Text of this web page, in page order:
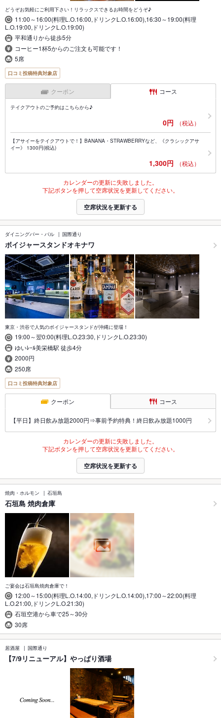
どうぞお気軽にご利用下さい！リラックスできるお時間をどうぞ♪
11:00～16:00(料理L.O.16:00,ドリンクL.O.16:00),16:30～19:00(料理
L.O.19:00,ドリンクL.O.19:00)
平和通りから徒歩5分
コーヒー1杯5からのご注文も可能です！
5席
口コミ投稿特典対象店
クーポン コース
テイクアウトのご予約はこちらから♪
0円 （税込）
【アサイーをテイクアウトで！】BANANA・STRAWBERRYなど、《クラシックアサ
イー》 1300円(税込)
1,300円 （税込）
カレンダーの更新に失敗しました。
下記ボタンを押して空席状況を更新してください。
空席状況を更新する
ダイニングバー・バル 国際通り
ボイジャースタンドオキナワ
東京・渋谷で人気のボイジャースタンドが沖縄に登場！
19:00～翌0:00(料理L.O.23:30,ドリンクL.O.23:30)
ゆいﾚｰﾙ美栄橋駅 徒歩4分
2000円
250席
口コミ投稿特典対象店
クーポン コース
【平日】終日飲み放題2000円⇒事前予約特典！終日飲み放題1000円
カレンダーの更新に失敗しました。
下記ボタンを押して空席状況を更新してください。
空席状況を更新する
焼肉・ホルモン 石垣島
石垣島 焼肉倉庫
ご宴会は石垣島焼肉倉庫で！
12:00～15:00(料理L.O.14:00,ドリンクL.O.14:00),17:00～22:00(料理
L.O.21:00,ドリンクL.O.21:30)
石垣空港から車で25～30分
30席
居酒屋 国際通り
【7/9リニューアル】やっぱり酒場